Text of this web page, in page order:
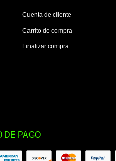
Cuenta de cliente
Carrito de compra
Finalizar compra
DE PAGO